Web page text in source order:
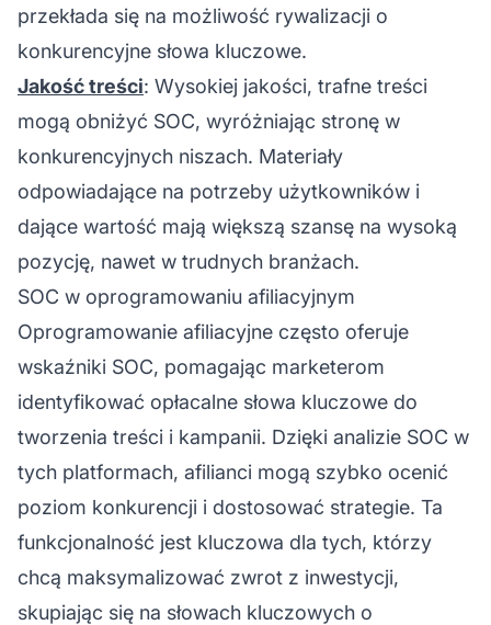
przekłada się na możliwość rywalizacji o
konkurencyjne słowa kluczowe.
Jakość treści: Wysokiej jakości, trafne treści
mogą obniżyć SOC, wyróżniając stronę w
konkurencyjnych niszach. Materiały
odpowiadające na potrzeby użytkowników i
dające wartość mają większą szansę na wysoką
pozycję, nawet w trudnych branżach.
SOC w oprogramowaniu afiliacyjnym
Oprogramowanie afiliacyjne często oferuje
wskaźniki SOC, pomagając marketerom
identyfikować opłacalne słowa kluczowe do
tworzenia treści i kampanii. Dzięki analizie SOC w
tych platformach, afilianci mogą szybko ocenić
poziom konkurencji i dostosować strategie. Ta
funkcjonalność jest kluczowa dla tych, którzy
chcą maksymalizować zwrot z inwestycji,
skupiając się na słowach kluczowych o